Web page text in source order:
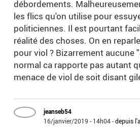
débordements.
les flics qu'on utilise pour
politiciennes. Il est pourtant
réalité des choses. On en
pour viol ? Bizarrement aucune
normal ca rapporte pas autant
menace de viol de soit disant
jeanseb54
16/janvier/2019 - 14h04-depuis